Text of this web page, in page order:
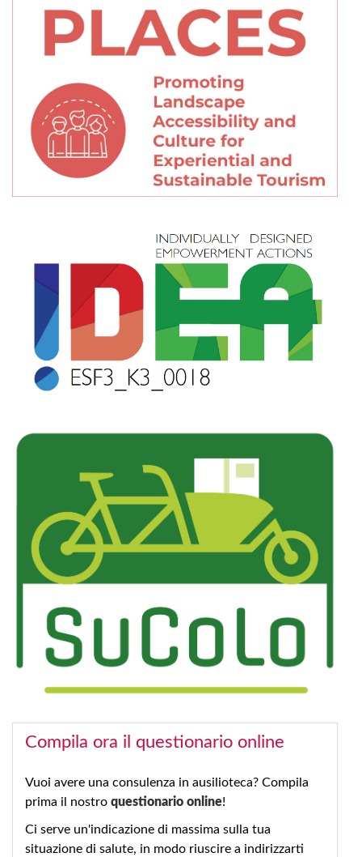
Compila ora il questionario online
Vuoi avere una consulenza in ausilioteca? Compila
prima il nostro questionario online!
Ci serve un'indicazione di massima sulla tua
situazione di salute, in modo riuscire a indirizzarti